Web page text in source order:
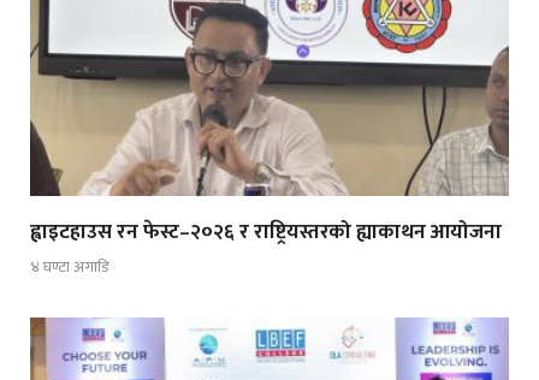
ह्वाइटहाउस रन फेस्ट–२०२६ र राष्ट्रियस्तरको ह्याकाथन आयोजना
४ घण्टा अगाडि